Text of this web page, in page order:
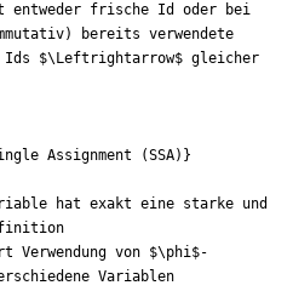
entweder frische Id oder bei
Ids $\Leftrightarrow$ gleicher
Assignment (SSA) }
hat exakt eine starke und
Verwendung von $\phi$-
Variablen